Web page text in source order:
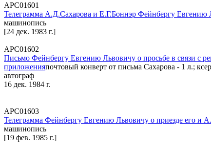
АРС01601
Телеграмма А.Д.Сахарова и Е.Г.Боннэр Фейнбергу Евгению
машинопись
[24 дек. 1983 г.]
АРС01602
Письмо Фейнбергу Евгению Львовичу о просьбе в связи с
приложенияпочтовый конверт от письма Сахарова - 1 л.;
автограф
16 дек. 1984 г.
АРС01603
Телеграмма Фейнбергу Евгению Львовичу о приезде его и
машинопись
[19 фев. 1985 г.]